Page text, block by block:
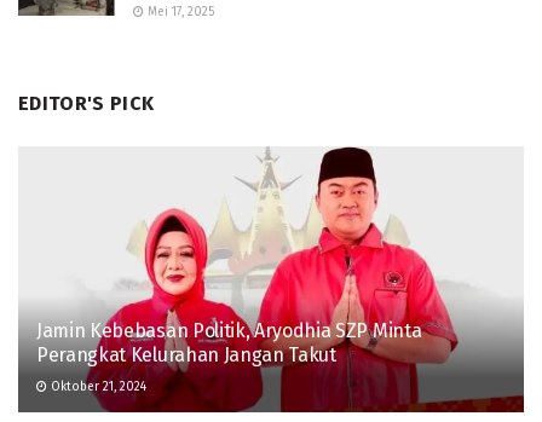
Mei 17, 2025
EDITOR'S PICK
Jamin Kebebasan Politik, Aryodhia SZP Minta
Perangkat Kelurahan Jangan Takut
Oktober 21, 2024